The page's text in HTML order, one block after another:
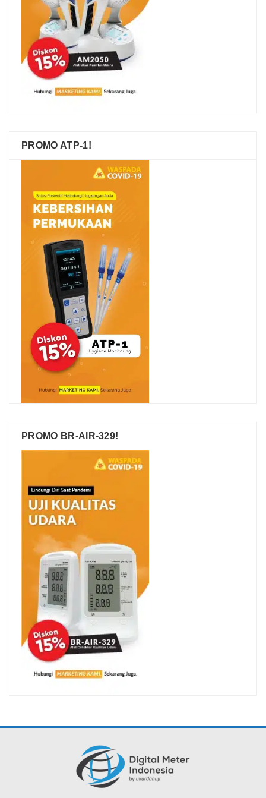
PROMO ATP-1!
PROMO BR-AIR-329!